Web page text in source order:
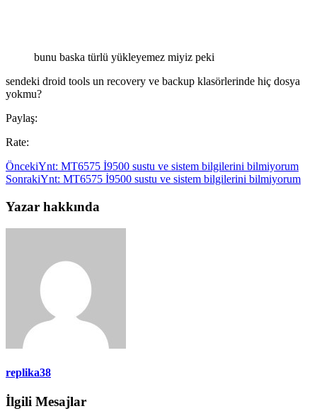
bunu baska türlü yükleyemez miyiz peki
sendeki droid tools un recovery ve backup klasörlerinde hiç dosya
yokmu?
Paylaş:
Rate:
ÖncekiYnt: MT6575 İ9500 sustu ve sistem bilgilerini bilmiyorum
SonrakiYnt: MT6575 İ9500 sustu ve sistem bilgilerini bilmiyorum
Yazar hakkında
replika38
İlgili Mesajlar